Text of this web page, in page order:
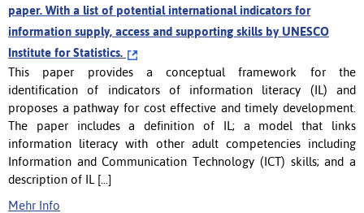
paper. With a list of potential international indicators for
information supply, access and supporting skills by UNESCO
Institute for Statistics.
This paper provides a conceptual framework for the
identification of indicators of information literacy (IL) and
proposes a pathway for cost effective and timely development.
The paper includes a definition of IL; a model that links
information literacy with other adult competencies including
Information and Communication Technology (ICT) skills; and a
description of IL [...]
Mehr Info